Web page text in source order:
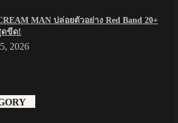
MAN ปล่อยตัวอย่าง Red Band 20+
ดขีด!
2026